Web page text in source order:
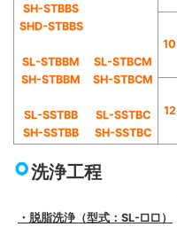
SH-STBBS
SHD-STBBS
SL-STBBM
SH-STBBM
SL-SSTBB
SH-SSTBB
SL-STBCM
SH-STBCM
SL-SSTBC
SH-SSTBC
10
12
洗浄工程
・脱脂洗浄（型式：SL-□□）